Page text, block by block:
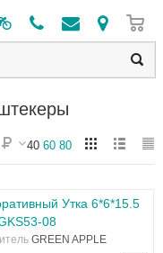
40 60 80
Утка 6*6*15.5
08
GREEN APPLE